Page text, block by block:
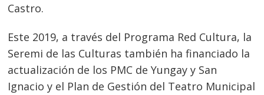
Castro.
Este 2019, a través del Programa Red Cultura, la
Seremi de las Culturas también ha financiado la
actualización de los PMC de Yungay y San
Ignacio y el Plan de Gestión del Teatro Municipal
Navegación
de
entradas